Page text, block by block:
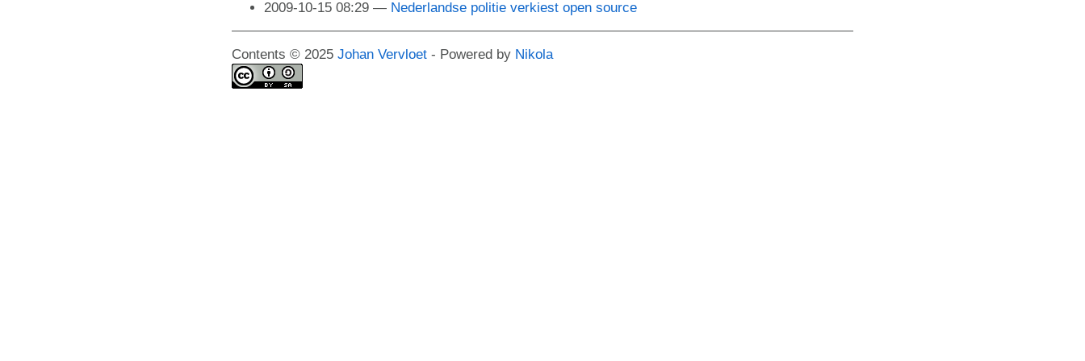
2009-10-15 08:29 Nederlandse politie verkiest open source
Contents © 2025 Johan Vervloet - Powered by Nikola